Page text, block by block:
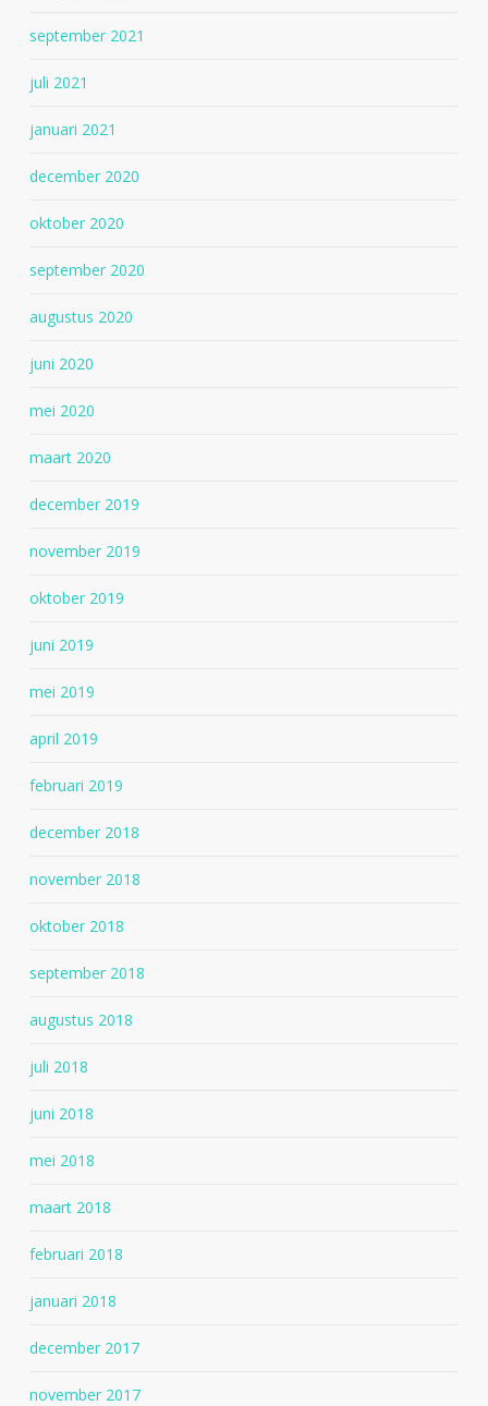
september 2021
juli 2021
januari 2021
december 2020
oktober 2020
september 2020
augustus 2020
juni 2020
mei 2020
maart 2020
december 2019
november 2019
oktober 2019
juni 2019
mei 2019
april 2019
februari 2019
december 2018
november 2018
oktober 2018
september 2018
augustus 2018
juli 2018
juni 2018
mei 2018
maart 2018
februari 2018
januari 2018
december 2017
november 2017